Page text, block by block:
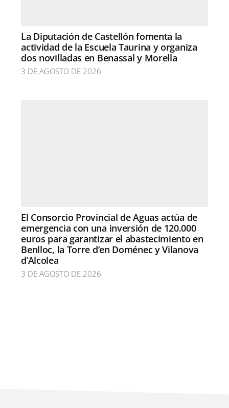
La Diputación de Castellón fomenta la
actividad de la Escuela Taurina y organiza
dos novilladas en Benassal y Morella
3 DE AGOSTO DE 2026
El Consorcio Provincial de Aguas actúa de
emergencia con una inversión de 120.000
euros para garantizar el abastecimiento en
Benlloc, la Torre d’en Doménec y Vilanova
d’Alcolea
3 DE AGOSTO DE 2026